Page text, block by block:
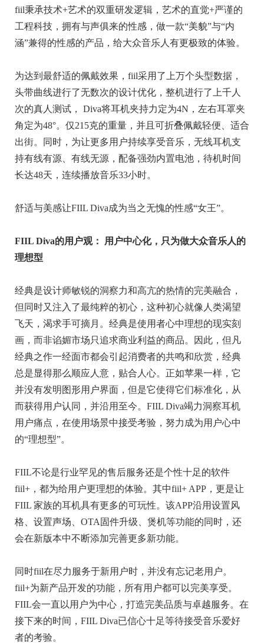
fiil秉承技术+艺术的双重研发逻辑，艺术的直觉+严谨的
工程科技，拥有与声俱来的性感，做一款“美貌”与“内
涵”兼得的性感的产品，给大众音乐人有更极致的体验。
为达到最舒适的佩戴效果，fiil采用了上万个头型数据，
头带曲线进行了无数次的设计优化，整机进行了上千人
次的真人测试， Diva将耳机夹持力定为4N，左右耳罩夹
角定为48°。仅215克的重量，并且可折叠佩戴轻便、适合
出街。同时，为让更多用户持续享受音乐，无线耳机支
持有线有源、有线无源，配备强劲内置电池，待机时间
长达48天，连续播放音乐33小时。
舒适与美感让FIIL Diva成为当之无愧的性感“女王”。
FIIL Diva的用户观： 用户中心化，只为做大众音乐人的
理想型
经典是设计师敏锐的洞察力和高亢的热情的完美融合，
但同时又注入了最纯粹的初心，这种初心就像人类渴望
飞天，渴求手可摘月。经典是使用者心中理想的现实刻
画，而非谄媚市场只追求商业利益的商品。因此，但凡
经典之作一经面市都会引起消费者的共鸣和欣赏，经典
总是显得那么顺应人意，贴合人心。正如苹果一样，它
并没有发明图形用户界面，但是它使得它们标准化，从
而获得用户认同，并沿用至今。FIIL Diva竭力洞察耳机
用户痛点，在使用场景中接受考验，努力成为用户心中
的“理想型”。
FIIL不论是行业罕见的售后服务还是个性十足的软件
fiil+，都为给用户更理想的体验。其中fiil+ APP，更是让
FIIL 家族的耳机具有更多的可玩性。该APP沿用设置风
格、设置声场、OTA固件升级、煲机等功能的同时，还
会在新版本中不断添加完善更多新功能。
同时fiil在尽力服务于新用户时，并没有忘记老用户。
fiil+为新产品开发的功能，所有用户都可以完美享受。
FIIL会一直以用户为中心，打造完美品质与卓越服务。在
接下来的时间，FIIL Diva已信心十足等待接受音乐爱好
者的考验。